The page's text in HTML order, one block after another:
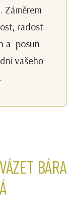
Záměrem
radost
a posun
vašeho
BÁRA